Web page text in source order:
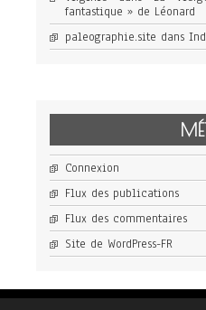
fantastique » de Léonard
paleographie.site dans
Connexion
Flux des publications
Flux des commentaires
Site de WordPress-FR